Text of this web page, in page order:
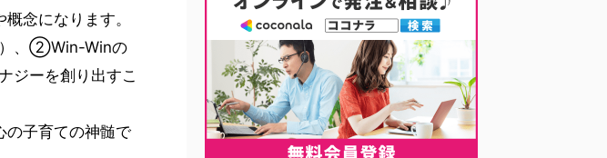
念になります。
）、②Win-Winの
ジーを創り出すこ
の子育ての神髄で